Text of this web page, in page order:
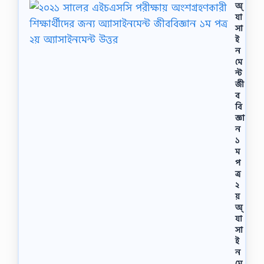
অ্
যা
সা
ই
ন
মে
ন্ট
জী
ব
বি
জ্ঞা
ন
১
ম
প
ত্র
২
য়
অ্
যা
সা
ই
ন